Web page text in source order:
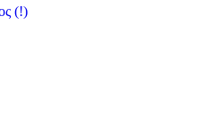
(!)